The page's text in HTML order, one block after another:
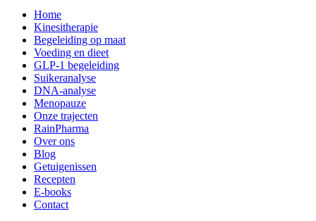
Home
Kinesitherapie
Begeleiding op maat
Voeding en dieet
GLP-1 begeleiding
Suikeranalyse
DNA-analyse
Menopauze
Onze trajecten
RainPharma
Over ons
Blog
Getuigenissen
Recepten
E-books
Contact